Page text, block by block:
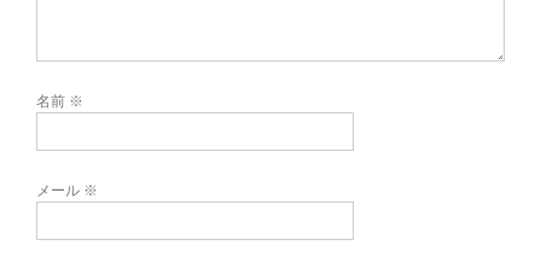
名前 ※
メール ※